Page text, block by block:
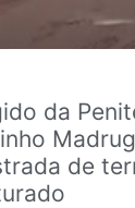
da
de